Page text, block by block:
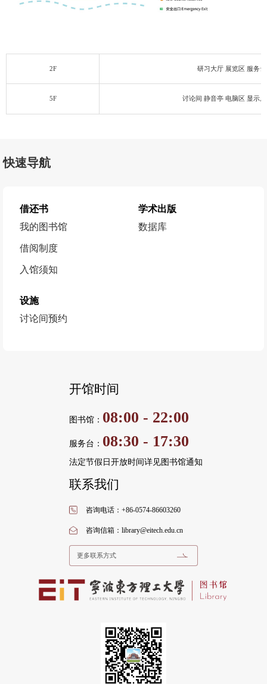
2F 研习大厅 展览区 服务
5F 讨论间 静音亭 电脑区 显示
快速导航
借还书
我的图书馆
借阅制度
入馆须知
学术出版
数据库
设施
讨论间预约
开馆时间
图书馆： 08:00 - 22:00
服务台： 08:30 - 17:30
法定节假日开放时间详见图书馆通知
联系我们
咨询电话：+86-0574-86603260
咨询信箱：library@eitech.edu.cn
更多联系方式